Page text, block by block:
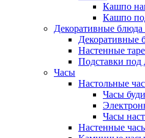
Кашпо
Кашпо
Декоративные блюда
Декоративные
Настенные
Подставки под
Часы
Настольные
Часы
Часы
Настенные